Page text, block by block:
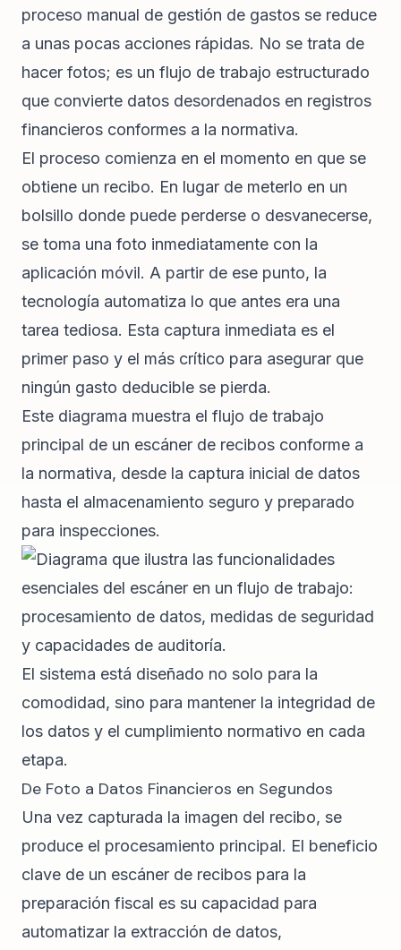
proceso manual de gestión de gastos se reduce
a unas pocas acciones rápidas. No se trata de
hacer fotos; es un flujo de trabajo estructurado
que convierte datos desordenados en registros
financieros conformes a la normativa.
El proceso comienza en el momento en que se
obtiene un recibo. En lugar de meterlo en un
bolsillo donde puede perderse o desvanecerse,
se toma una foto inmediatamente con la
aplicación móvil. A partir de ese punto, la
tecnología automatiza lo que antes era una
tarea tediosa. Esta captura inmediata es el
primer paso y el más crítico para asegurar que
ningún gasto deducible se pierda.
Este diagrama muestra el flujo de trabajo
principal de un escáner de recibos conforme a
la normativa, desde la captura inicial de datos
hasta el almacenamiento seguro y preparado
para inspecciones.
El sistema está diseñado no solo para la
comodidad, sino para mantener la integridad de
los datos y el cumplimiento normativo en cada
etapa.
De Foto a Datos Financieros en Segundos
Una vez capturada la imagen del recibo, se
produce el procesamiento principal. El beneficio
clave de un escáner de recibos para la
preparación fiscal es su capacidad para
automatizar la extracción de datos,